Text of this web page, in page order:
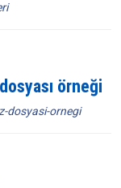
örneği
dosyasi-ornegi